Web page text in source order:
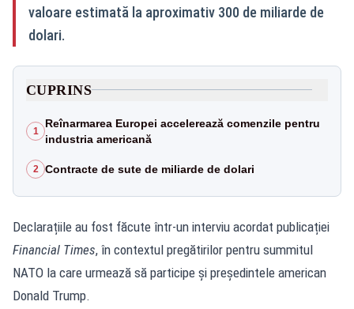
valoare estimată la aproximativ 300 de miliarde de
dolari.
CUPRINS
1
Reînarmarea Europei accelerează comenzile pentru
industria americană
2 Contracte de sute de miliarde de dolari
Declarațiile au fost făcute într-un interviu acordat publicației
Financial Times, în contextul pregătirilor pentru summitul
NATO la care urmează să participe și președintele american
Donald Trump.